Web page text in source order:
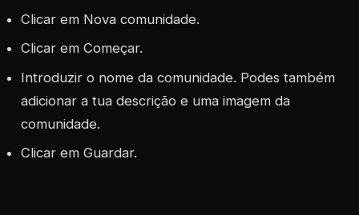
Clicar em Nova comunidade.
Clicar em Começar.
Introduzir o nome da comunidade. Podes também
adicionar a tua descrição e uma imagem da
comunidade.
Clicar em Guardar.